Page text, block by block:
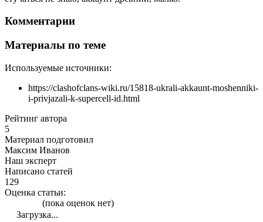
Комментарии
Материалы по теме
Используемые источники:
https://clashofclans-wiki.ru/15818-ukrali-akkaunt-moshenniki-
i-privjazali-k-supercell-id.html
Рейтинг автора
5
Материал подготовил
Максим Иванов
Наш эксперт
Написано статей
129
Оценка статьи:
(пока оценок нет)
Загрузка...